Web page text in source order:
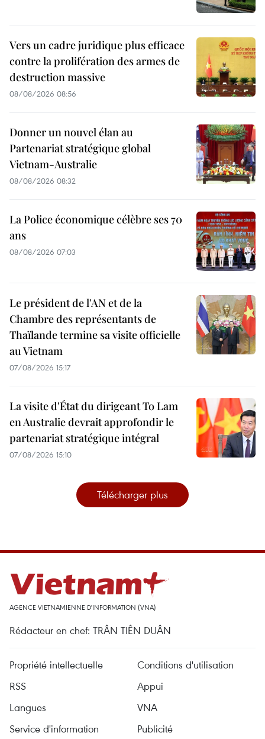
Vers un cadre juridique plus efficace
contre la prolifération des armes de
destruction massive
08/08/2026 08:56
Donner un nouvel élan au
Partenariat stratégique global
Vietnam-Australie
08/08/2026 08:32
La Police économique célèbre ses 70
ans
08/08/2026 07:03
Le président de l'AN et de la
Chambre des représentants de
Thaïlande termine sa visite officielle
au Vietnam
07/08/2026 15:17
La visite d'État du dirigeant To Lam
en Australie devrait approfondir le
partenariat stratégique intégral
07/08/2026 15:10
Télécharger plus
AGENCE VIETNAMIENNE D'INFORMATION (VNA)
Rédacteur en chef: TRÂN TIÊN DUÂN
Propriété intellectuelle
Conditions d'utilisation
RSS
Appui
Langues
VNA
Service d'information
Publicité